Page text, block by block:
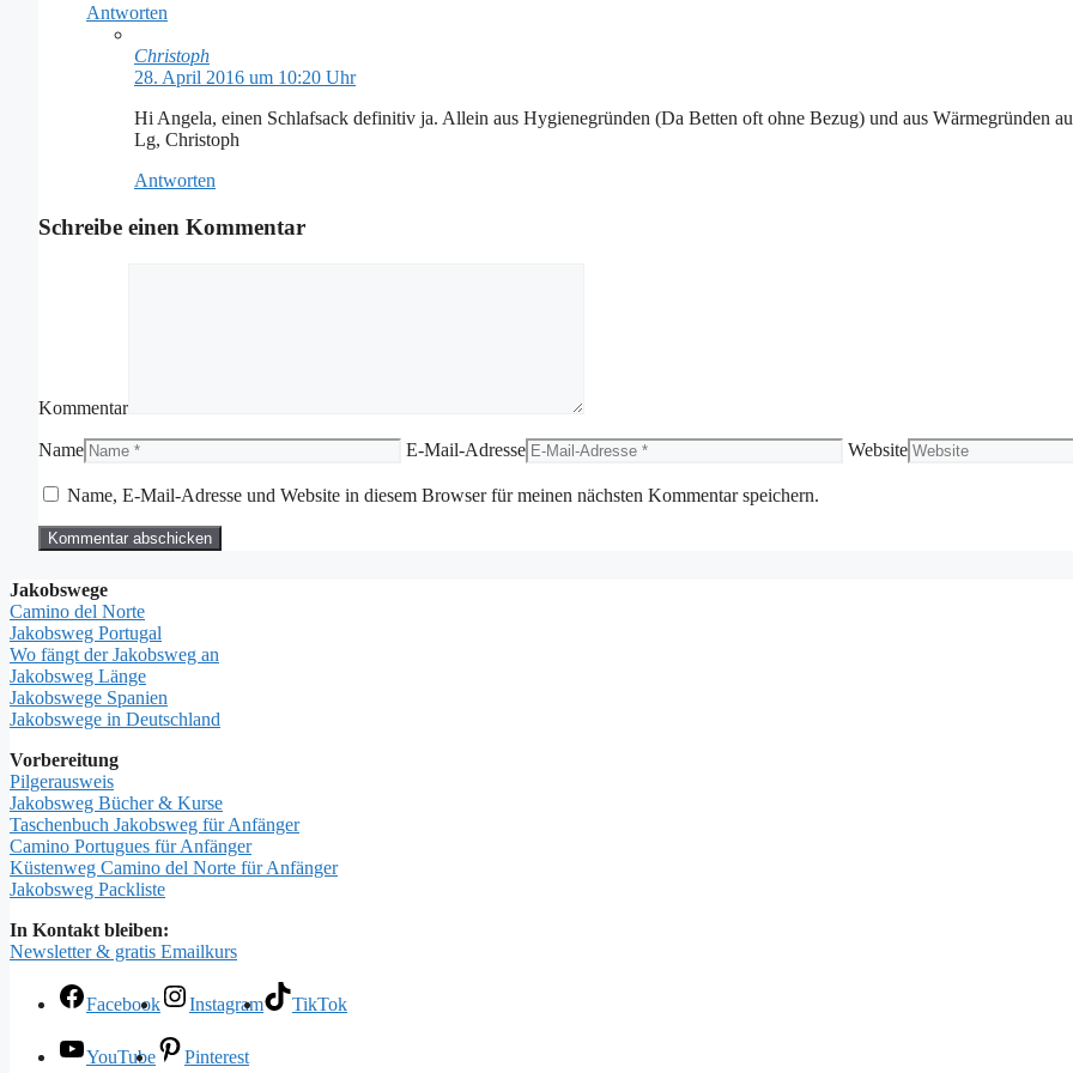
Antworten
Christoph
28. April 2016 um 10:20 Uhr
Hi Angela, einen Schlafsack definitiv ja. Allein aus Hygienegründen (Da Betten oft ohne Bezug) und aus Wärmegründen
Lg, Christoph
Antworten
Schreibe einen Kommentar
Kommentar
Name E-Mail-Adresse Website
Name, E-Mail-Adresse und Website in diesem Browser für meinen nächsten Kommentar speichern.
Jakobswege
Camino del Norte
Jakobsweg Portugal
Wo fängt der Jakobsweg an
Jakobsweg Länge
Jakobswege Spanien
Jakobswege in Deutschland
Vorbereitung
Pilgerausweis
Jakobsweg Bücher & Kurse
Taschenbuch Jakobsweg für Anfänger
Camino Portugues für Anfänger
Küstenweg Camino del Norte für Anfänger
Jakobsweg Packliste
In Kontakt bleiben:
Newsletter & gratis Emailkurs
Facebook Instagram TikTok
YouTube Pinterest